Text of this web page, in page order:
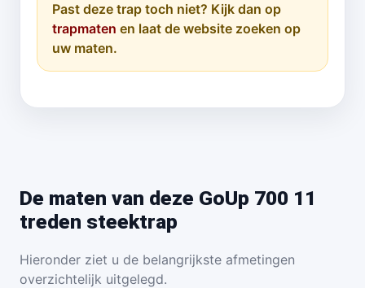
Past deze trap toch niet? Kijk dan op
trapmaten en laat de website zoeken op
uw maten.
De maten van deze GoUp 700 11
treden steektrap
Hieronder ziet u de belangrijkste afmetingen
overzichtelijk uitgelegd.